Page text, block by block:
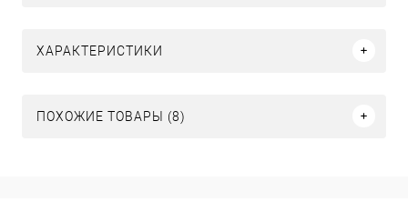
ХАРАКТЕРИСТИКИ
ПОХОЖИЕ ТОВАРЫ (8)